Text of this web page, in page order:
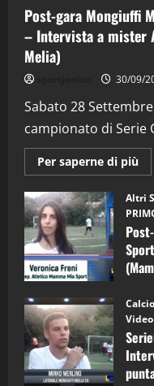
Post-gara Mongiuffi
– Intervista a mister
Melia)
30/09/
Sabato 28
campionato di Serie
Per saperne di più
–
6)
–
a
Altri
2
3
4